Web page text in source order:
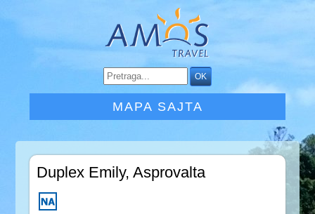
MAPA SAJTA
Duplex Emily, Asprovalta